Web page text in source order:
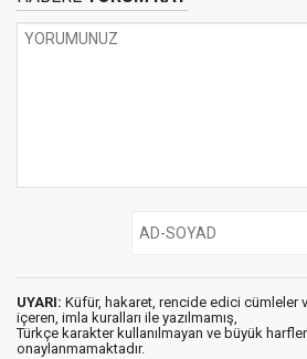
UYARI: Küfür, hakaret, rencide edici cümleler
içeren, imla kuralları ile yazılmamış,
Türkçe karakter kullanılmayan ve büyük
onaylanmamaktadır.